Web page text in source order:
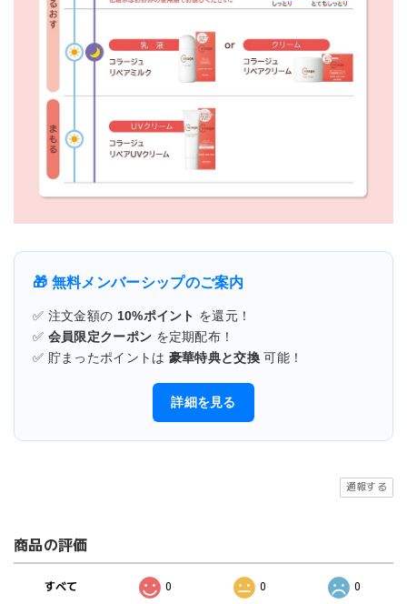
🎁 無料メンバーシップのご案内
✅ 注文金額の 10%ポイント を還元！
✅ 会員限定クーポン を定期配布！
✅ 貯まったポイントは 豪華特典と交換 可能！
詳細を見る
通報する
商品の評価
すべて 0 0 0